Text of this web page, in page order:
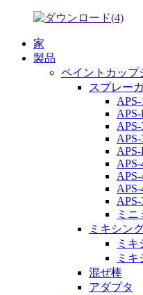
家
製品
ペイントカップ
スプレー
APS-
APS-
APS-
APS-
APS-
APS-
APS-
ミ
ミキシン
ミキ
ミキ
混ぜ棒
アダプタ